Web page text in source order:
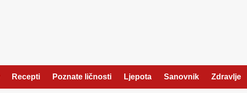
Recepti Poznate ličnosti Ljepota Sanovnik Zdravlje